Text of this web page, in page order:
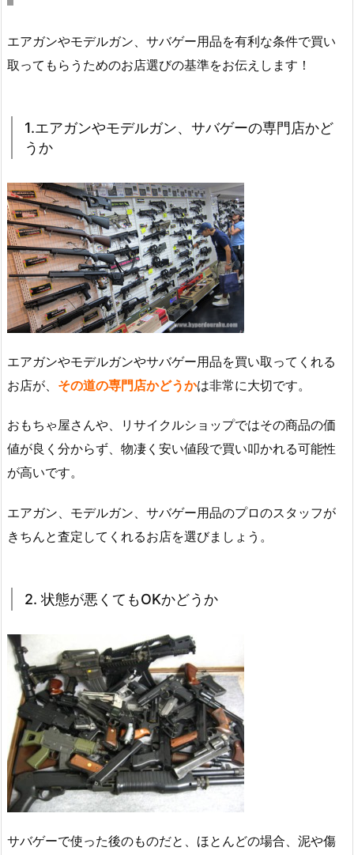
エアガンやモデルガン、サバゲー用品を有利な条件で買い
取ってもらうためのお店選びの基準をお伝えします！
1.エアガンやモデルガン、サバゲーの専門店かど
うか
エアガンやモデルガンやサバゲー用品を買い取ってくれる
お店が、 その道の専門店かどうかは非常に大切です。
おもちゃ屋さんや、リサイクルショップではその商品の価
値が良く分からず、物凄く安い値段で買い叩かれる可能性
が高いです。
エアガン、モデルガン、サバゲー用品のプロのスタッフが
きちんと査定してくれるお店を選びましょう。
2. 状態が悪くてもOKかどうか
サバゲーで使った後のものだと、ほとんどの場合、泥や傷